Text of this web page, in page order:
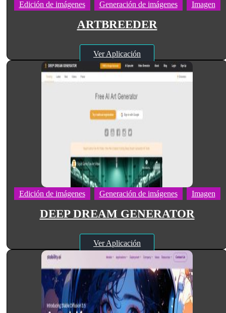
Edición de imágenes Generación de imágenes Imagen
ARTBREEDER
Ver Aplicación
Edición de imágenes Generación de imágenes Imagen
DEEP DREAM GENERATOR
Ver Aplicación